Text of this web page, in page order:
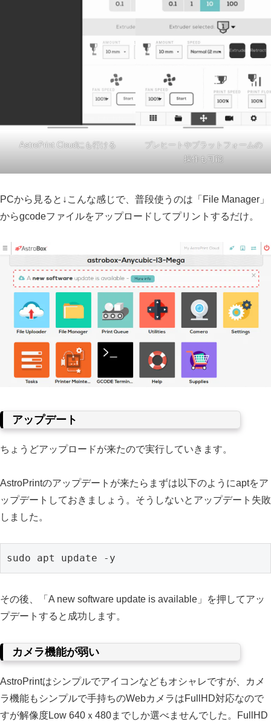
AstroPrint Cloudにも行ける
プレヒートやプラットフォームの
操作も可能
PCから見ると↓こんな感じで、普段使うのは「File Manager」
からgcodeファイルをアップロードしてプリントするだけ。
アップデート
ちょうどアップロードが来たので実行していきます。
AstroPrintのアップデートが来たらまずは以下のようにaptをア
ップデートしておきましょう。そうしないとアップデート失敗
しました。
sudo apt update -y
その後、「A new software update is available」を押してアッ
プデートすると成功します。
カメラ機能が弱い
AstroPrintはシンプルでアイコンなどもオシャレですが、カメ
ラ機能もシンプルで手持ちのWebカメラはFullHD対応なので
すが解像度Low 640ｘ480までしか選べませんでした。FullHD